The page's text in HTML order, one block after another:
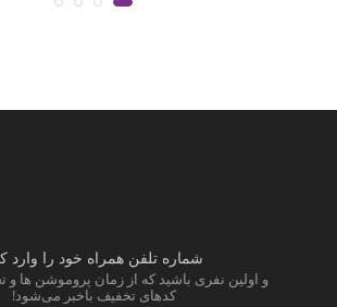
شماره تلفن همراه خود را وارد
و اولین نفری باشید که از زمان پروموشن ها و
کدهای تخفیف باخبر می‌شود!